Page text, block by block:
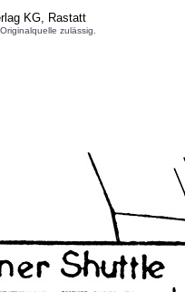
KG, Rastatt
zulässig.